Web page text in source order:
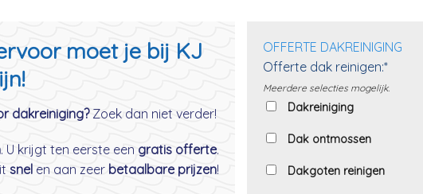
moet je bij KJ
dakreiniging?Zoek dan niet verder!
. U krijgt ten eerste een gratis offerte.
snel en aan zeer betaalbare prijzen!
OFFERTE DAKREINIGING
Offerte dak reinigen:*
Meerdere selecties mogelijk.
Dakreiniging
Dak ontmossen
Dakgoten reinigen